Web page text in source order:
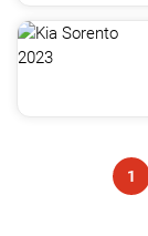
1